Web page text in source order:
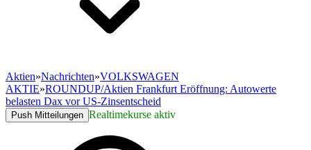
Aktien»Nachrichten»VOLKSWAGEN
AKTIE»ROUNDUP/Aktien Frankfurt Eröffnung: Autowerte
belasten Dax vor US-Zinsentscheid
Push Mitteilungen Realtimekurse aktiv